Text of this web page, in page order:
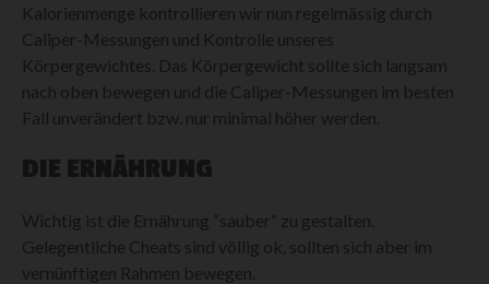
Kalorienmenge kontrollieren wir nun regelmässig durch
Caliper-Messungen und Kontrolle unseres
Körpergewichtes. Das Körpergewicht sollte sich langsam
nach oben bewegen und die Caliper-Messungen im besten
Fall unverändert bzw. nur minimal höher werden.
DIE ERNÄHRUNG
Wichtig ist die Ernährung “sauber“ zu gestalten.
Gelegentliche Cheats sind völlig ok, sollten sich aber im
vernünftigen Rahmen bewegen.